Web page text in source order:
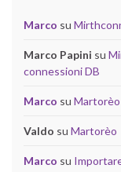
Marco su
Marco Papini su
connessioni DB
Marco su Martorèo
Valdo su Martorèo
Marco su